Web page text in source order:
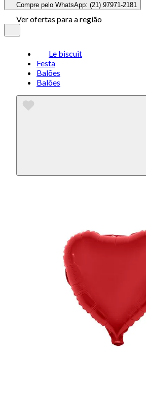
Compre pelo WhatsApp: (21) 97971-2181
Ver ofertas para a região
Le biscuit
Festa
Balões
Balões